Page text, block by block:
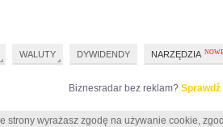
Biznesradar bez reklam? Sprawdź
strony wyrażasz zgodę na używanie cookie,
WALUTY DYWIDENDY NARZĘDZIA